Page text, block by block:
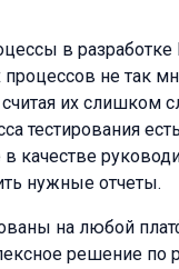
в
не так
считая их слишком
тестирования
нужные отчеты.
на любой
решение по